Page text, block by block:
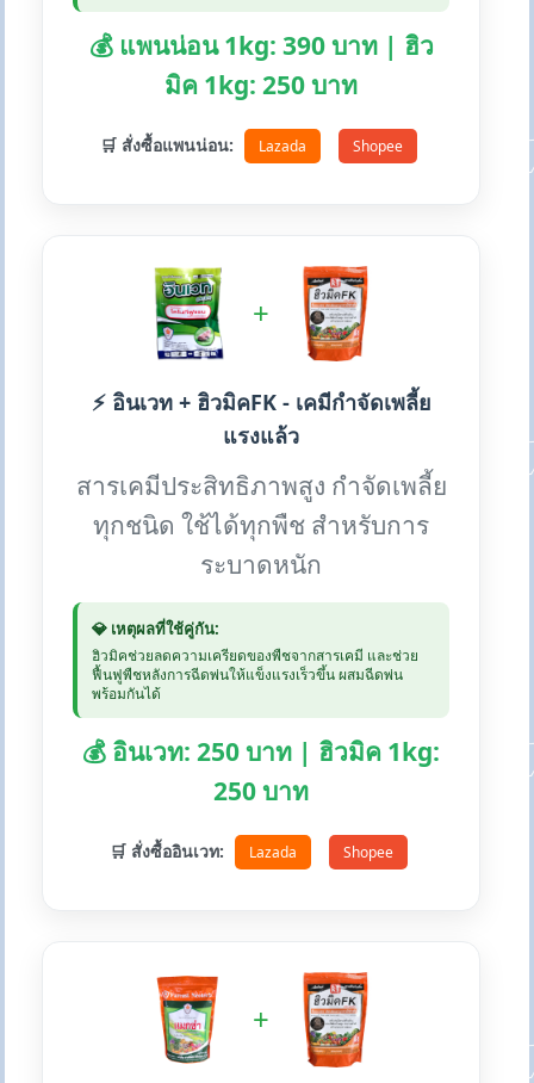
💰 แพนน่อน 1kg: 390 บาท | ฮิว
มิค 1kg: 250 บาท
🛒 สั่งซื้อแพนน่อน: Lazada Shopee
+
⚡ อินเวท + ฮิวมิคFK - เคมีกำจัดเพลี้ย
แรงแล้ว
สารเคมีประสิทธิภาพสูง กำจัดเพลี้ย
ทุกชนิด ใช้ได้ทุกพืช สำหรับการ
ระบาดหนัก
💎 เหตุผลที่ใช้คู่กัน:
ฮิวมิคช่วยลดความเครียดของพืชจากสารเคมี และช่วย
ฟื้นฟูพืชหลังการฉีดพ่นให้แข็งแรงเร็วขึ้น ผสมฉีดพ่น
พร้อมกันได้
💰 อินเวท: 250 บาท | ฮิวมิค 1kg:
250 บาท
🛒 สั่งซื้ออินเวท: Lazada Shopee
+